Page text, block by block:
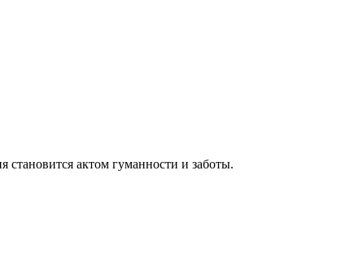
становится актом гуманности и заботы.